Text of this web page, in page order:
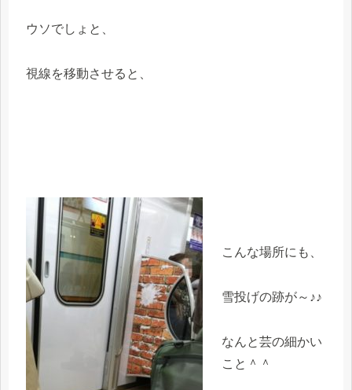
ウソでしょと、
視線を移動させると、
こんな場所にも、
雪投げの跡が～♪♪
なんと芸の細かい
こと＾＾